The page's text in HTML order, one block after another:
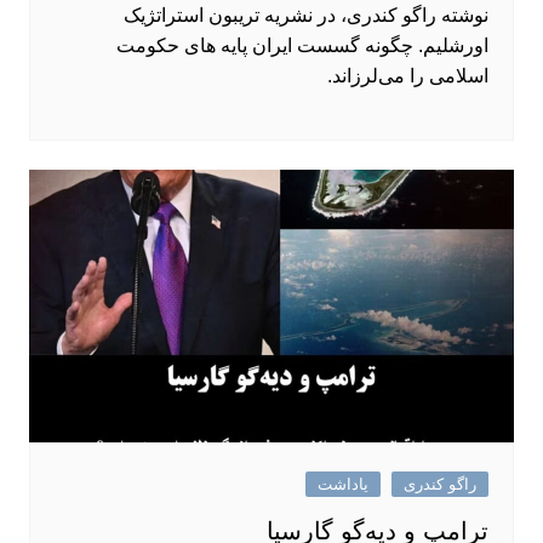
نوشته راگو کندری، در نشریه تریبون استراتژیک
اورشلیم. چگونه گسست ایران پایه ‌های حکومت
اسلامی را می‌لرزاند.
راگو کندری یاداشت
ترامپ و دیه‌گو گارسیا